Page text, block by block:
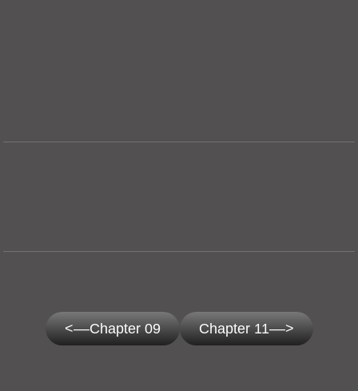
<––Chapter 09 Chapter 11––>